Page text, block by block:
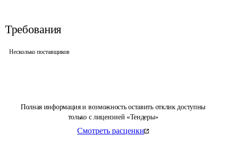
Полная информация и возможность оставить отклик доступны
только с лицензией «Тендеры»
Смотреть расценки
Требования
Несколько поставщиков